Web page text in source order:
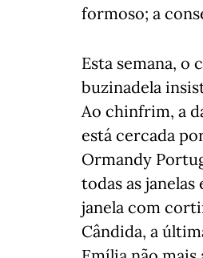
formoso; a
Esta semana,
buzinadela
Ao chinfrim, a
está cercada
Ormandy
todas as
janela com
Cândida, a